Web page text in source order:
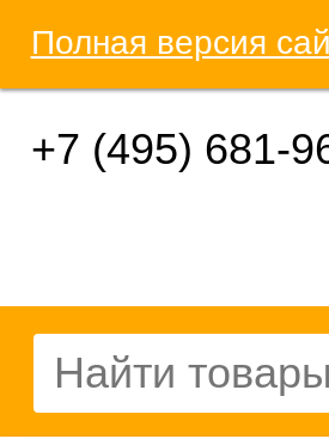
Полная версия
+7 (495) 681-